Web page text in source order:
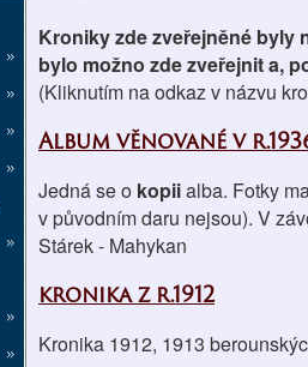
»
»
»
»
»
»
»
Kroniky zde zveřejněné byly
bylo možno zde zveřejnit a,
(Kliknutím na odkaz v názvu
Album věnované v
Jedná se o kopiialba. Fotky
v původním daru nejsou). V
Stárek - Mahykan
kronika z r.1912
Kronika 1912, 1913